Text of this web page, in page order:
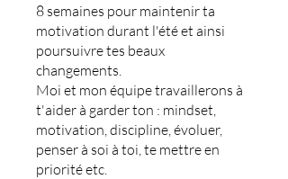
8 semaines pour maintenir ta
motivation durant l'été et ainsi
poursuivre tes beaux
changements.
Moi et mon équipe travaillerons à
t'aider à garder ton : mindset,
motivation, discipline, évoluer,
penser à soi à toi, te mettre en
priorité etc.